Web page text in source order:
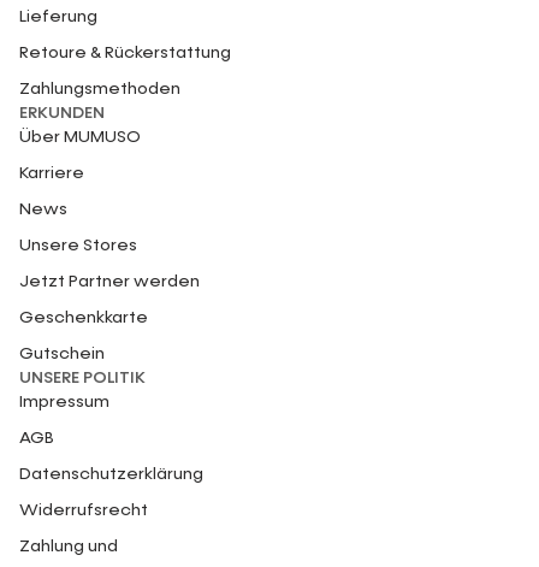
Lieferung
Retoure & Rückerstattung
Zahlungsmethoden
ERKUNDEN
Über MUMUSO
Karriere
News
Unsere Stores
Jetzt Partner werden
Geschenkkarte
Gutschein
UNSERE POLITIK
Impressum
AGB
Datenschutzerklärung
Widerrufsrecht
Zahlung und